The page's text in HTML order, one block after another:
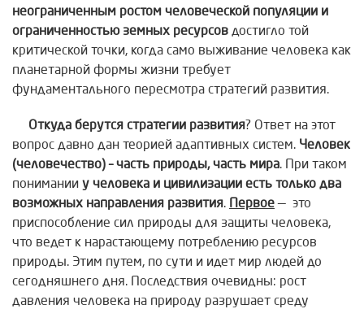
неограниченным ростом человеческой популяции и
ограниченностью земных ресурсов достигло той
критической точки, когда само выживание человека как
планетарной формы жизни требует
фундаментального пересмотра стратегий развития.
Откуда берутся стратегии развития? Ответ на этот
вопрос давно дан теорией адаптивных систем. Человек
(человечество) – часть природы, часть мира. При таком
понимании у человека и цивилизации есть только два
возможных направления развития. Первое — это
приспособление сил природы для защиты человека,
что ведет к нарастающему потреблению ресурсов
природы. Этим путем, по сути и идет мир людей до
сегодняшнего дня. Последствия очевидны: рост
давления человека на природу разрушает среду